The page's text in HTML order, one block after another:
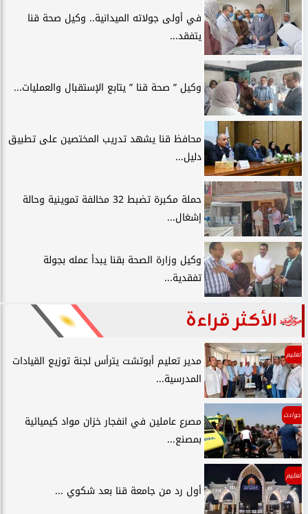
في أولى جولاته الميدانية.. وكيل صحة قنا
يتفقد...
وكيل ” صحة قنا ” يتابع الإستقبال والعمليات...
محافظ قنا يشهد تدريب المختصين على تطبيق
دليل...
حملة مكبرة تضبط 32 مخالفة تموينية وحالة
إشغال...
وكيل وزارة الصحة بقنا يبدأ عمله بجولة
تفقدية...
الأكثر قراءة
تعليم
مدير تعليم أبوتشت يترأس لجنة توزيع القيادات
المدرسية...
حوادث
مصرع عاملين في انفجار خزان مواد كيميائية
بمصنع...
تعليم
أول رد من جامعة قنا بعد شكوي ...